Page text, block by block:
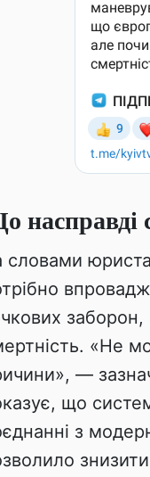
насправді
словами
«Не
—
що
з